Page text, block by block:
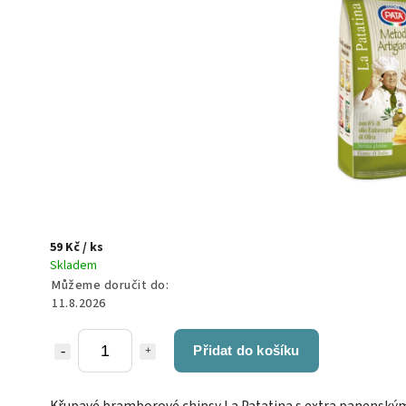
59 Kč/ ks
Skladem
Můžeme doručit do:
11.8.2026
Přidat do košíku